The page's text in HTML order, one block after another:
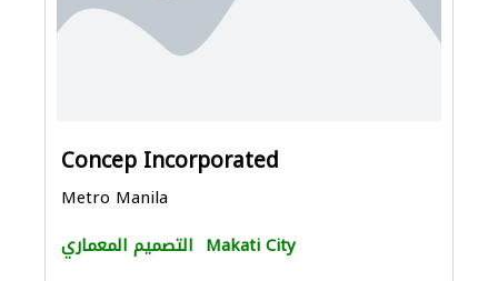
Concep Incorporated
Metro Manila
التصميم المعماري Makati City